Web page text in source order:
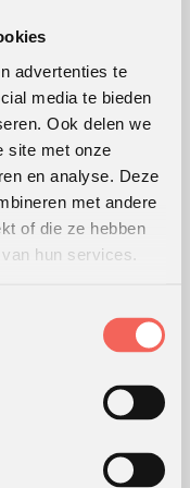
advertenties te
media te bieden
Ook delen we
site met onze
en analyse. Deze
met andere
of die ze hebben
hun services.
klanten.